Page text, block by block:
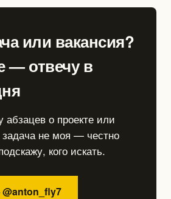
или вакансия?
— отвечу в
о проекте или
не моя — честно
кого искать.